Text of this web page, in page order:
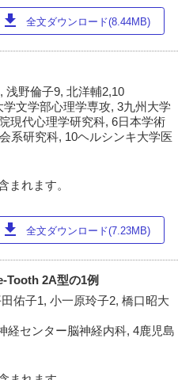
download 全文ダウンロード(8.44MB)
浅野倫子9, 北洋輔2,10
文学部心理学専攻, 3九州大学
現代心理学研究科, 6日本学術
系研究科, 10ヘルシンキ大学医
まれます。
download 全文ダウンロード(7.23MB)
Tooth 2A型の1例
佑子1, 小一原玲子2, 橋口昭大
経センター脳神経内科, 4鹿児島